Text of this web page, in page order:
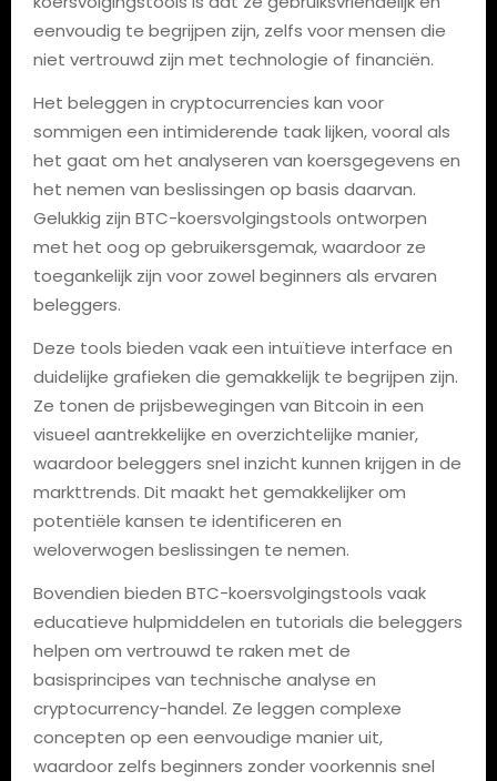
eenvoudig te begrijpen zijn, zelfs voor mensen die
niet vertrouwd zijn met technologie of financiën.
Het beleggen in cryptocurrencies kan voor
sommigen een intimiderende taak lijken, vooral als
het gaat om het analyseren van koersgegevens en
het nemen van beslissingen op basis daarvan.
Gelukkig zijn BTC-koersvolgingstools ontworpen
met het oog op gebruikersgemak, waardoor ze
toegankelijk zijn voor zowel beginners als ervaren
beleggers.
Deze tools bieden vaak een intuïtieve interface en
duidelijke grafieken die gemakkelijk te begrijpen zijn.
Ze tonen de prijsbewegingen van Bitcoin in een
visueel aantrekkelijke en overzichtelijke manier,
waardoor beleggers snel inzicht kunnen krijgen in de
markttrends. Dit maakt het gemakkelijker om
potentiële kansen te identificeren en
weloverwogen beslissingen te nemen.
Bovendien bieden BTC-koersvolgingstools vaak
educatieve hulpmiddelen en tutorials die beleggers
helpen om vertrouwd te raken met de
basisprincipes van technische analyse en
cryptocurrency-handel. Ze leggen complexe
concepten op een eenvoudige manier uit,
waardoor zelfs beginners zonder voorkennis snel